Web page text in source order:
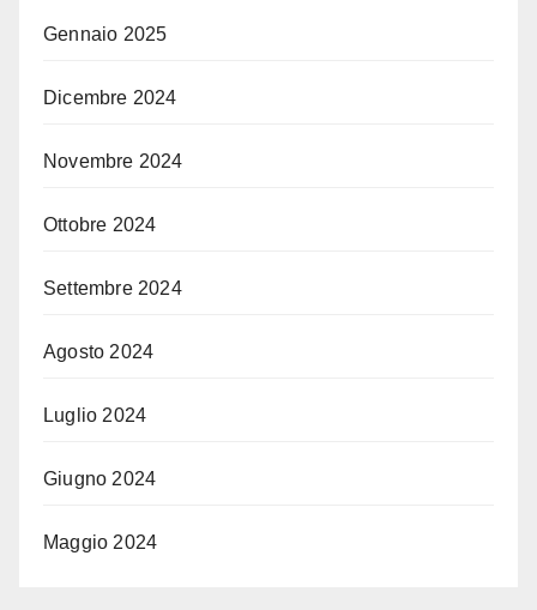
Gennaio 2025
Dicembre 2024
Novembre 2024
Ottobre 2024
Settembre 2024
Agosto 2024
Luglio 2024
Giugno 2024
Maggio 2024